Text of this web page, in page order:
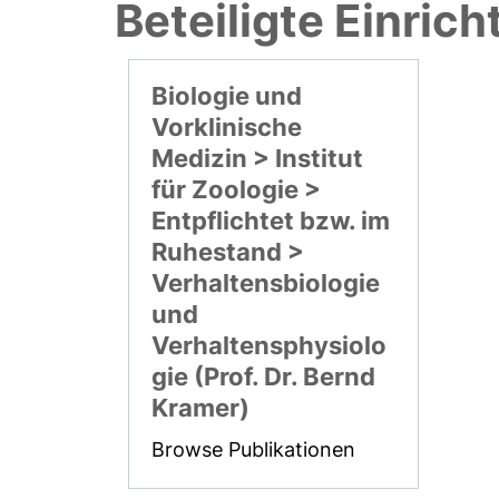
Beteiligte
Biologie und
Vorklinische
Medizin > Institut
für Zoologie >
Entpflichtet bzw. im
Ruhestand >
Verhaltensbiologie
und
Verhaltensphysiolo
gie (Prof. Dr. Bernd
Kramer)
Browse Publikationen